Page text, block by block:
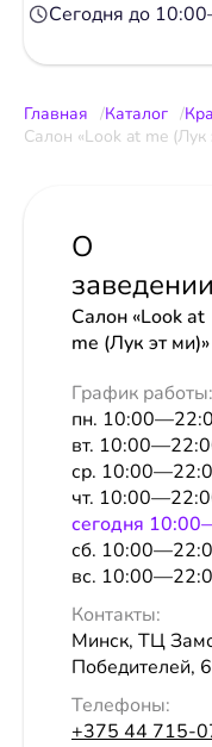
Сегодня до
Главная Каталог
Салон «Look at me (Лук
О
заведении
Салон «Look at
me (Лук эт ми)»
График работы:
пн.
вт.
ср.
чт.
сeгодня
сб.
вс.
Контакты:
Минск, ТЦ
Победителей,
Телефоны:
+375 44 715-